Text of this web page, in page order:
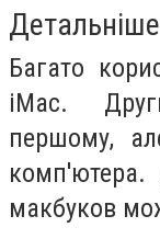
Багато
iMac.
першому,
комп'ютера.
макбуков